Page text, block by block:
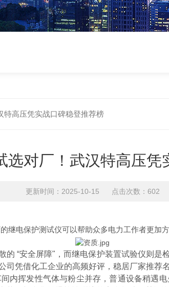
特高压凭实战口碑稳登推荐榜
选对厂！武汉特高压凭
更新时间：2025-10-15 点击次数：602
继电保护测试仪可以帮助众多电力工作者更加
“安全屏障"，而继电保护装置试验仪则
凭借化工企业的高频好评，稳居厂家推荐
内挥发性气体与粉尘并存，普通设备稍遇